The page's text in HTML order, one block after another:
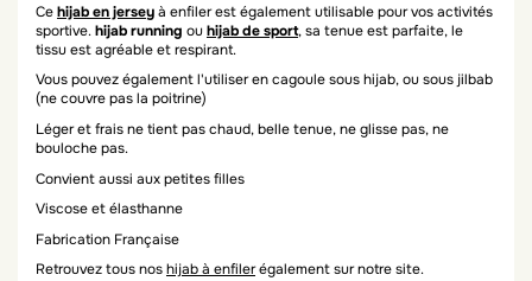
Cehijab en jerseyà enfiler est également utilisable pour vos activités
sportive.hijab running ouhijab de sport, sa tenue est parfaite, le
tissu est agréable et respirant.
Vous pouvez également l'utiliser en cagoule sous hijab, ou sous jilbab
(ne couvre pas la poitrine)
Léger et frais ne tient pas chaud, belle tenue, ne glisse pas, ne
bouloche pas.
Convient aussi aux petites filles
Viscose et élasthanne
Fabrication Française
Retrouvez tous noshijab à enfilerégalement sur notre site.